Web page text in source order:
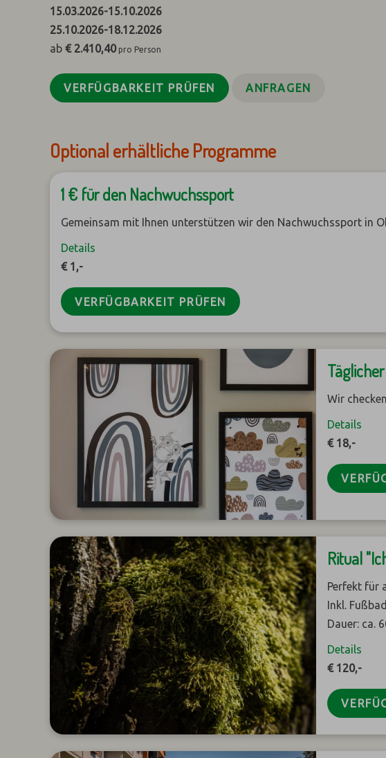
15.03.2026-15.10.2026
25.10.2026-18.12.2026
ab € 2.410,40 pro Person
VERFÜGBARKEIT PRÜFEN ANFRAGEN
Optional erhältliche Programme
1 € für den Nachwuchssport
Gemeinsam mit Ihnen unterstützen wir den Nachwuchssport in
Details
€ 1,-
VERFÜGBARKEIT PRÜFEN
Wir
Details
€ 18,-
Ritual
Perfekt für
Inkl.
Dauer: ca.
Details
€ 120,-